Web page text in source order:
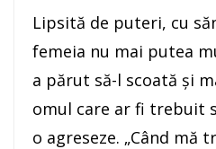
Lipsită de puteri, cu
femeia nu mai putea
a părut să-l scoată şi
omul care ar fi trebuit
o agreseze. „Când mă